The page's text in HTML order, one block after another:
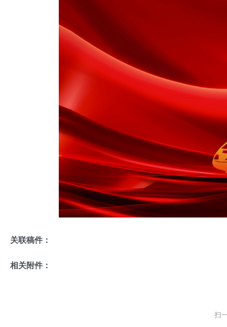
关联稿件：
相关附件：
扫